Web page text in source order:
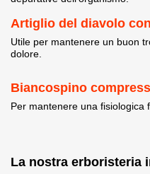
Artiglio del diavolo
Utile per mantenere un buon
dolore.
Biancospino
Per mantenere una fisiologica
La nostra erboristeria